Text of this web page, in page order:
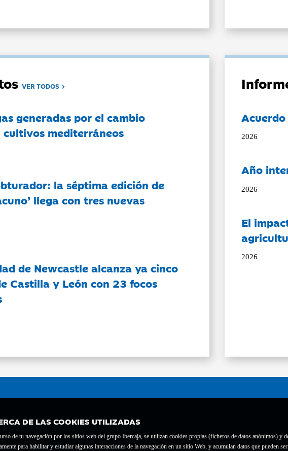
DE LAS COOKIES UTILIZADAS
de tu navegación por los sitios web del grupo Ibercaja, se utilizan cookies propias (ficheros de datos anónimos) y
para habilitar y estudiar algunas interacciones de la navegación en un sitio Web, y acumulan datos que pueden
VER TODOS
generadas por el cambio
mediterráneos
la séptima edición de
llega con tres nuevas
de Newcastle alcanza ya cinco
Castilla y León con 23 focos
2026
Año
2026
El
2026
G-50000652.